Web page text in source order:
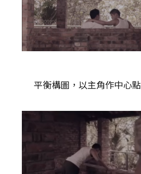
平衡構圖，以主角作中心點